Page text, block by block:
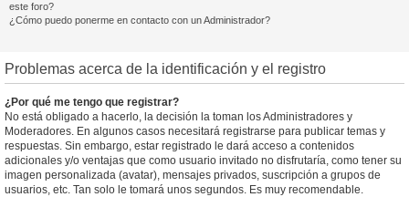
este foro?
¿Cómo puedo ponerme en contacto con un Administrador?
Problemas acerca de la identificación y el registro
¿Por qué me tengo que registrar?
No está obligado a hacerlo, la decisión la toman los Administradores y
Moderadores. En algunos casos necesitará registrarse para publicar temas y
respuestas. Sin embargo, estar registrado le dará acceso a contenidos
adicionales y/o ventajas que como usuario invitado no disfrutaría, como tener su
imagen personalizada (avatar), mensajes privados, suscripción a grupos de
usuarios, etc. Tan solo le tomará unos segundos. Es muy recomendable.